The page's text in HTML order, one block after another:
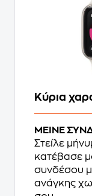
Κύρια
ΜΕΙΝΕ
Στείλε
κατέβασε
συνδέσου
ανάγκης